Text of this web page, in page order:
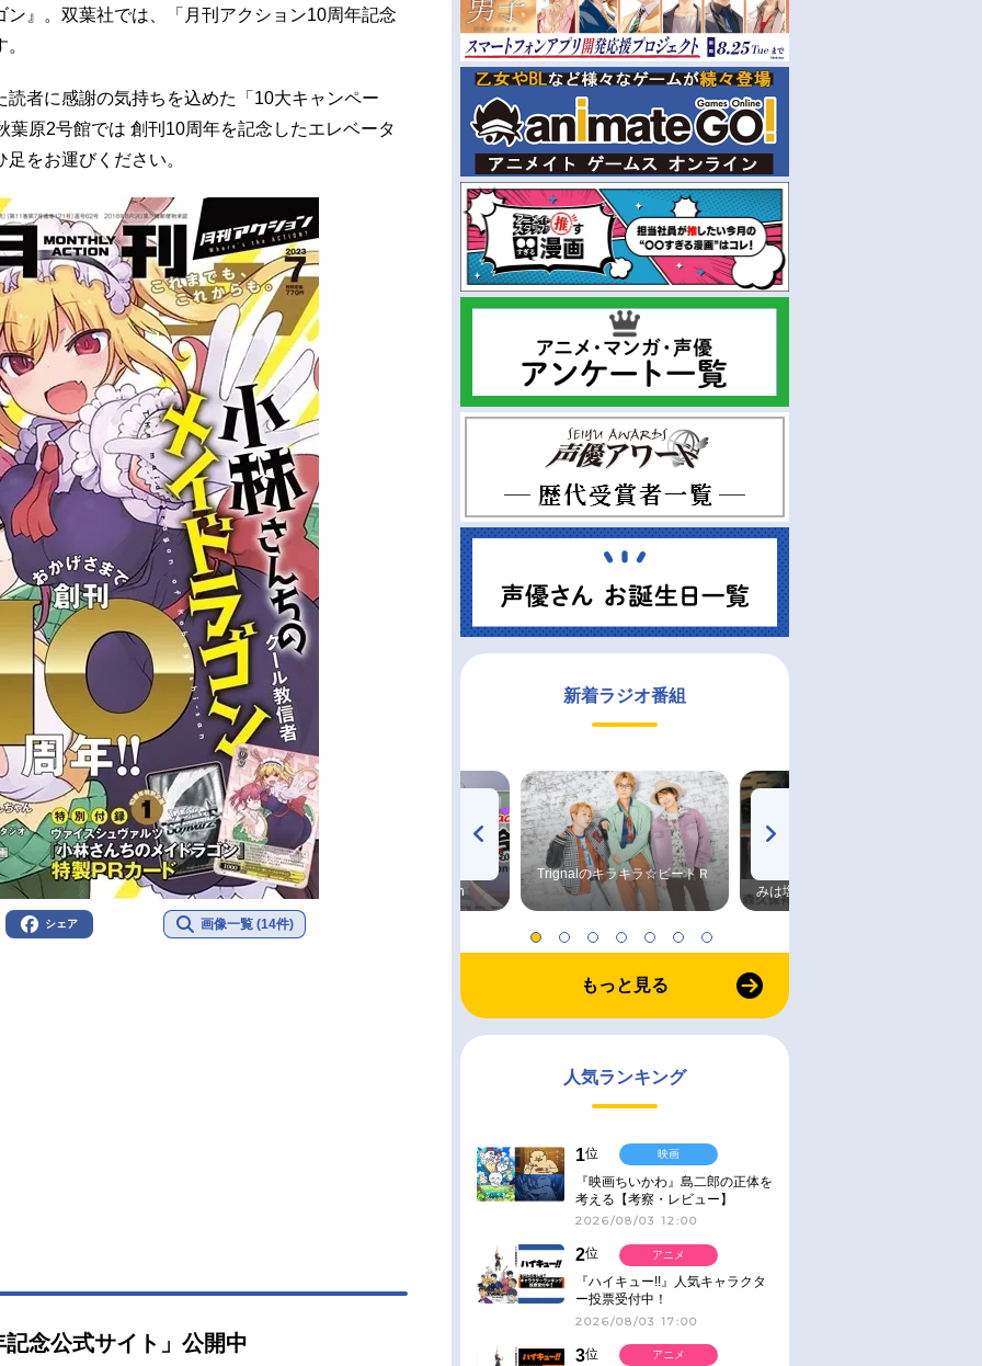
』。双葉社では、「月刊アクション10周年記念
者に感謝の気持ちを込めた「10大キャンペー
葉原2号館では 創刊10周年を記念したエレベータ
をお運びください。
シェア 画像一覧 (14件)
念公式サイト」公開中
新着ラジオ番組
高橋美紀のおんぷの気持ち
♪ in アニメイトタイムズ
radio 大直会 2nd season
Trignalのキラキラ☆ビートＲ
みは塩だけ
もっと見る
人気ランキング
1位
『映画ちいかわ』島二郎の正体を
考える【考察・レビュー】
2026/08/03 12:00
映画
2位
『ハイキュー!!』人気キャラクタ
ー投票受付中！
2026/08/03 17:00
アニメ
3位
アニメ